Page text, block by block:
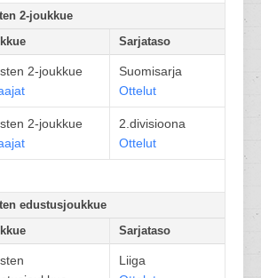
2-joukkue
Sarjataso
2-joukkue
Suomisarja
Ottelut
2-joukkue
2.divisioona
Ottelut
edustusjoukkue
Sarjataso
Liiga